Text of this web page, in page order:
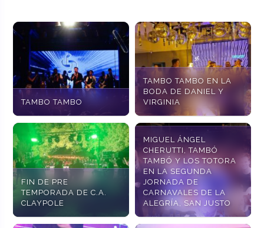
TAMBO TAMBO
TAMBO TAMBO EN LA
BODA DE DANIEL Y
VIRGINIA
FIN DE PRE
TEMPORADA DE C.A.
CLAYPOLE
MIGUEL ÁNGEL
CHERUTTI, TAMBÓ
TAMBÓ Y LOS TOTORA
EN LA SEGUNDA
JORNADA DE
CARNAVALES DE LA
ALEGRÍA, SAN JUSTO